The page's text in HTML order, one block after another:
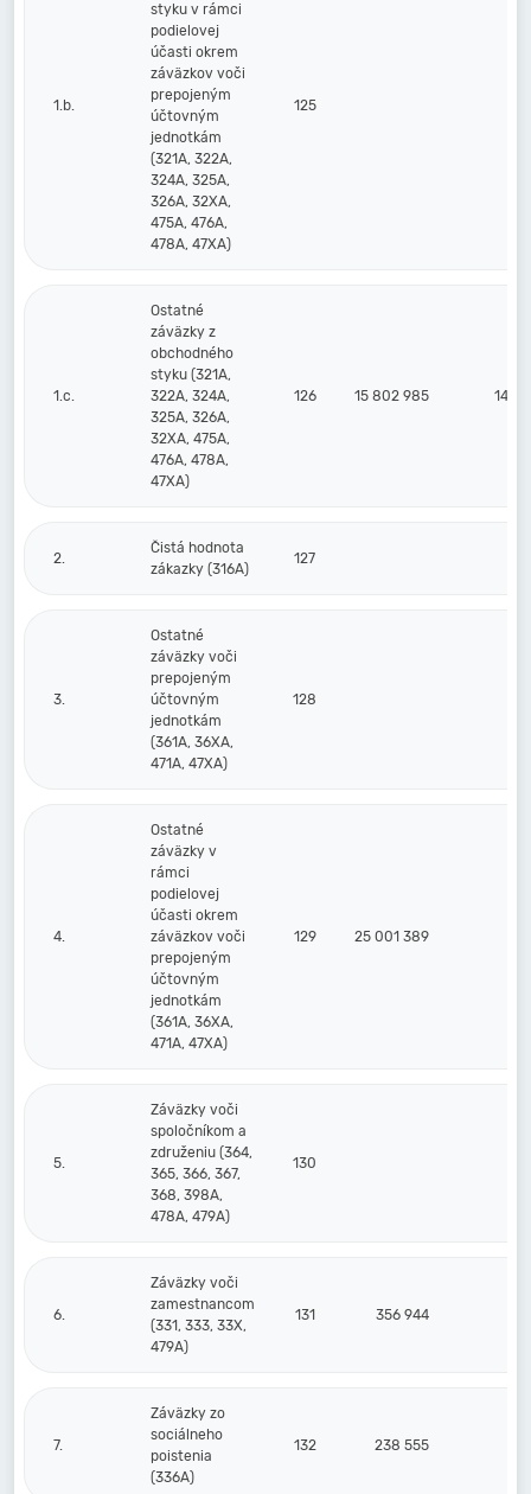
1.b.
styku v rámci
podielovej
účasti okrem
záväzkov voči
prepojeným
účtovným
jednotkám
(321A, 322A,
324A, 325A,
326A, 32XA,
475A, 476A,
478A, 47XA)
125
1.c.
Ostatné
záväzky z
obchodného
styku (321A,
322A, 324A,
325A, 326A,
32XA, 475A,
476A, 478A,
47XA)
126 15 802 985 14
2.
Čistá hodnota
zákazky (316A)
127
3.
Ostatné
záväzky voči
prepojeným
účtovným
jednotkám
(361A, 36XA,
471A, 47XA)
128
4.
Ostatné
záväzky v
rámci
podielovej
účasti okrem
záväzkov voči
prepojeným
účtovným
jednotkám
(361A, 36XA,
471A, 47XA)
129 25 001 389
5.
Záväzky voči
spoločníkom a
združeniu (364,
365, 366, 367,
368, 398A,
478A, 479A)
130
6.
Záväzky voči
zamestnancom
(331, 333, 33X,
479A)
131 356 944
7.
Záväzky zo
sociálneho
poistenia
(336A)
132 238 555